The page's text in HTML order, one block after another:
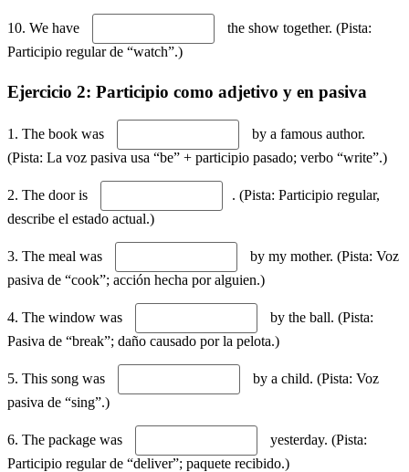
10. We have
the show together. (Pista:
Participio regular de “watch”.)
Ejercicio 2: Participio como adjetivo y en pasiva
1. The book was
by a famous author.
(Pista: La voz pasiva usa “be” + participio pasado; verbo “write”.)
2. The door is
. (Pista: Participio regular,
describe el estado actual.)
3. The meal was
by my mother. (Pista: Voz
pasiva de “cook”; acción hecha por alguien.)
4. The window was
by the ball. (Pista:
Pasiva de “break”; daño causado por la pelota.)
5. This song was
by a child. (Pista: Voz
pasiva de “sing”.)
6. The package was
yesterday. (Pista:
Participio regular de “deliver”; paquete recibido.)